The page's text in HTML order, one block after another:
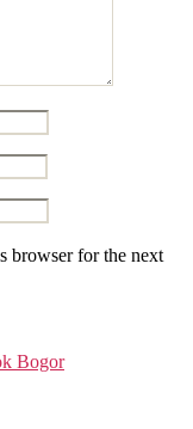
browser for the next
Bogor